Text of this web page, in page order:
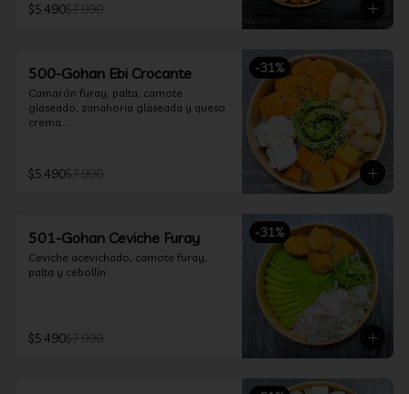
$5.490$7.990
-31%
500-Gohan Ebi Crocante
Camarón furay, palta, camote
glaseado, zanahoria glaseada y queso
crema.
$5.490$7.990
-31%
501-Gohan Ceviche Furay
Ceviche acevichado, camote furay,
palta y cebollín.
$5.490$7.990